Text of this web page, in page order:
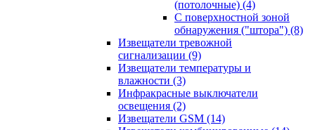
(потолочные) (4)
С поверхностной зоной
обнаружения ("штора") (8)
Извещатели тревожной
сигнализации (9)
Извещатели температуры и
влажности (3)
Инфракрасные выключатели
освещения (2)
Извещатели GSM (14)